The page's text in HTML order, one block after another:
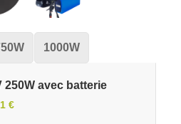
1000W
250W avec batterie
€